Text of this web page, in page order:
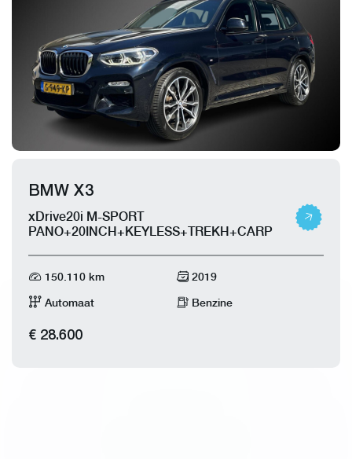
BMW X3
xDrive20i M-SPORT
PANO+20INCH+KEYLESS+TREKH+CARPLAY
150.110 km 2019
Automaat Benzine
€ 28.600